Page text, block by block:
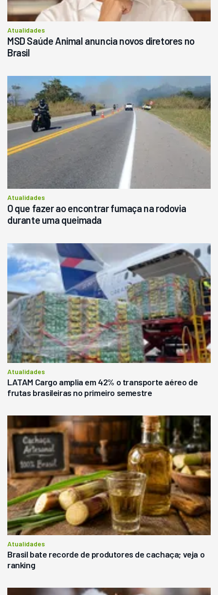
Atualidades
MSD Saúde Animal anuncia novos diretores no
Brasil
Atualidades
O que fazer ao encontrar fumaça na rodovia
durante uma queimada
Atualidades
LATAM Cargo amplia em 42% o transporte aéreo de
frutas brasileiras no primeiro semestre
Atualidades
Brasil bate recorde de produtores de cachaça; veja o
ranking